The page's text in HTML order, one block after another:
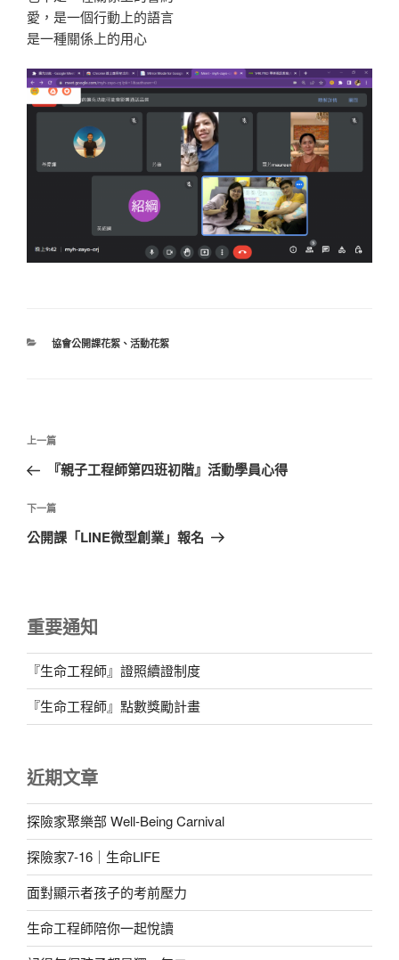
愛，是一個行動上的語言
是一種關係上的用心
分
協會公開課花絮、 活動花絮
文
導
覽
上
一
文
章
上一篇
『親子工程師第四班初階』活動學員心得
下
一
下一篇
公開課「LINE微型創業」報名
重要通知
『生命工程師』證照續證制度
『生命工程師』點數獎勵計畫
近期文章
探險家聚樂部 Well-Being Carnival
探險家7-16｜生命LIFE
面對顯示者孩子的考前壓力
生命工程師陪你一起悅讀